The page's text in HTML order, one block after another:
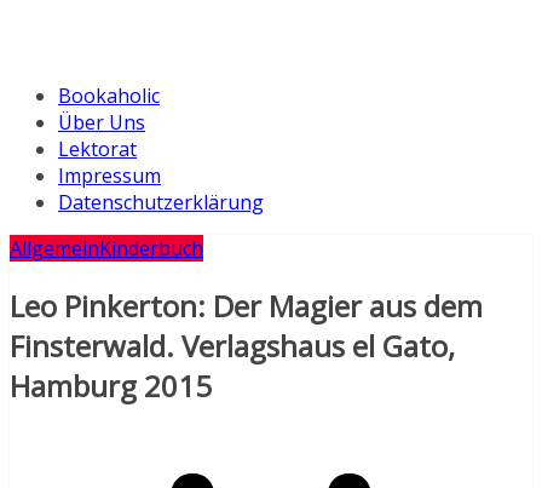
Bookaholic
Über Uns
Lektorat
Impressum
Datenschutzerklärung
AllgemeinKinderbuch
Leo Pinkerton: Der Magier aus dem
Finsterwald. Verlagshaus el Gato,
Hamburg 2015